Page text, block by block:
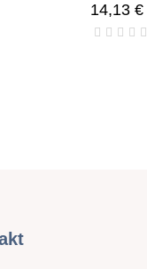
14,13€